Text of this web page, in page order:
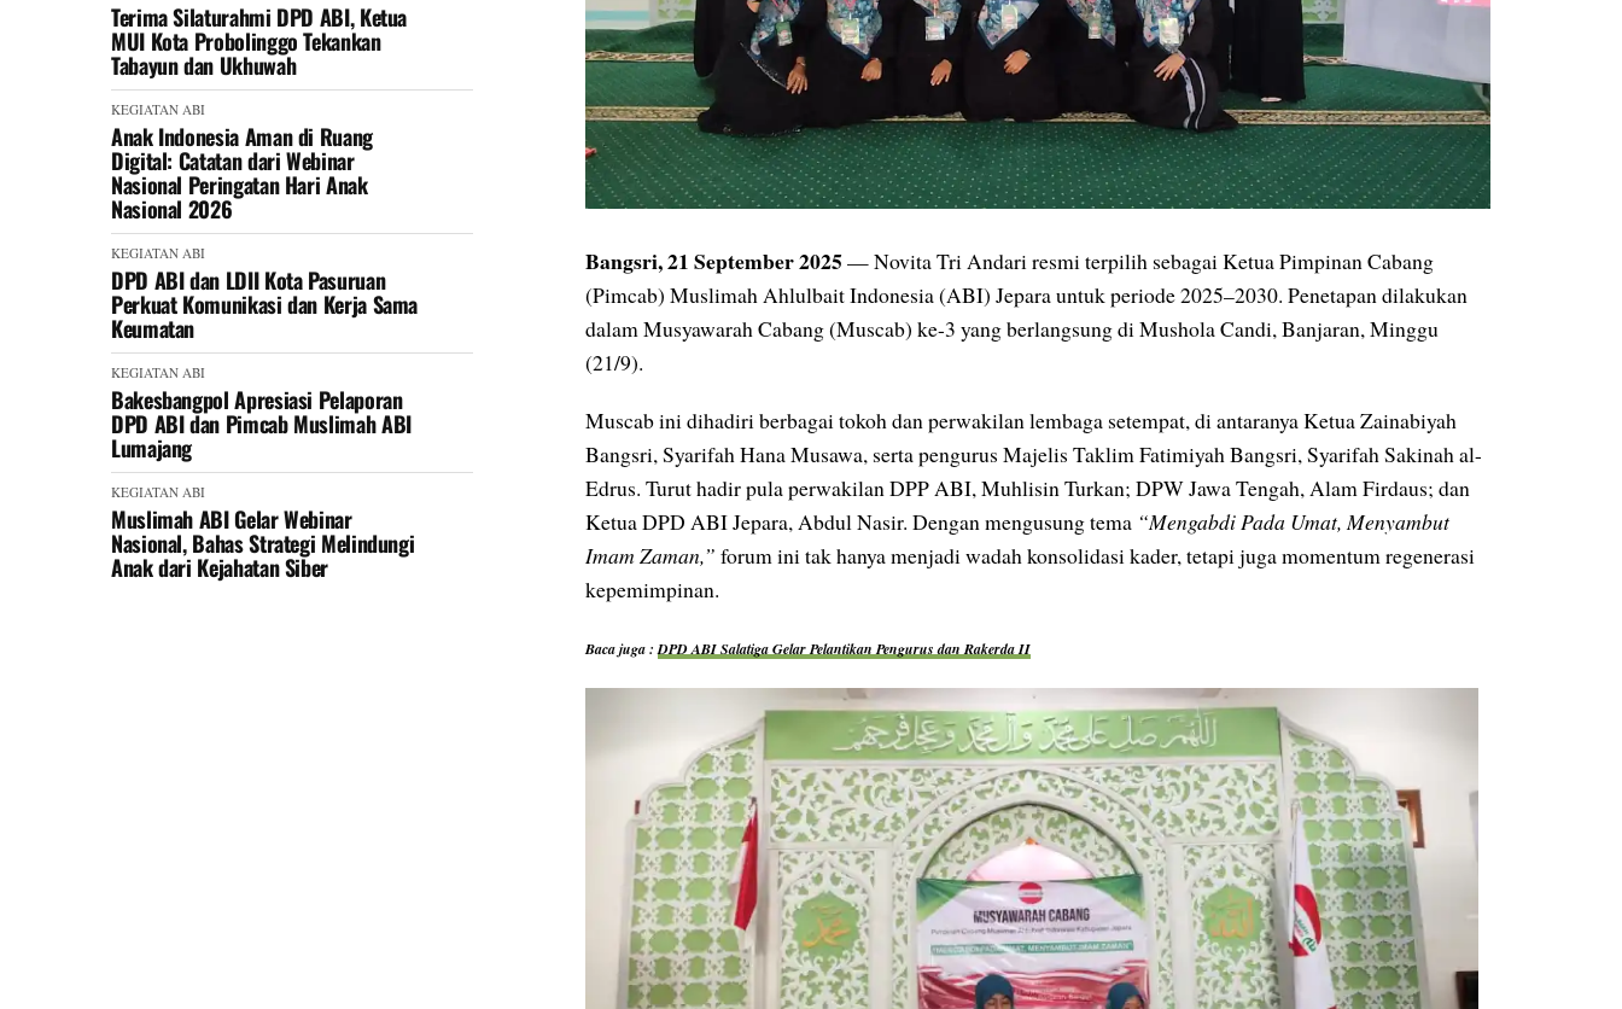
Terima Silaturahmi DPD ABI, Ketua
MUI Kota Probolinggo Tekankan
Tabayun dan Ukhuwah
KEGIATAN ABI
Anak Indonesia Aman di Ruang
Digital: Catatan dari Webinar
Nasional Peringatan Hari Anak
Nasional 2026
KEGIATAN ABI
DPD ABI dan LDII Kota Pasuruan
Perkuat Komunikasi dan Kerja Sama
Keumatan
KEGIATAN ABI
Bakesbangpol Apresiasi Pelaporan
DPD ABI dan Pimcab Muslimah ABI
Lumajang
KEGIATAN ABI
Muslimah ABI Gelar Webinar
Nasional, Bahas Strategi Melindungi
Anak dari Kejahatan Siber
Bangsri, 21 September 2025— Novita Tri Andari resmi terpilih sebagai Ketua Pimpinan Cabang
(Pimcab) Muslimah Ahlulbait Indonesia (ABI) Jepara untuk periode 2025–2030. Penetapan dilakukan
dalam Musyawarah Cabang (Muscab) ke-3 yang berlangsung di Mushola Candi, Banjaran, Minggu
(21/9).
Muscab ini dihadiri berbagai tokoh dan perwakilan lembaga setempat, di antaranya Ketua Zainabiyah
Bangsri, Syarifah Hana Musawa, serta pengurus Majelis Taklim Fatimiyah Bangsri, Syarifah Sakinah al-
Edrus. Turut hadir pula perwakilan DPP ABI, Muhlisin Turkan; DPW Jawa Tengah, Alam Firdaus; dan
Ketua DPD ABI Jepara, Abdul Nasir. Dengan mengusung tema “Mengabdi Pada Umat, Menyambut
Imam Zaman,” forum ini tak hanya menjadi wadah konsolidasi kader, tetapi juga momentum regenerasi
kepemimpinan.
Baca juga :DPD ABI Salatiga Gelar Pelantikan Pengurus dan Rakerda II